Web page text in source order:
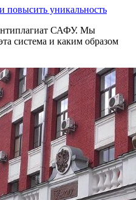
повысить уникальность
САФУ. Мы
система и каким образом